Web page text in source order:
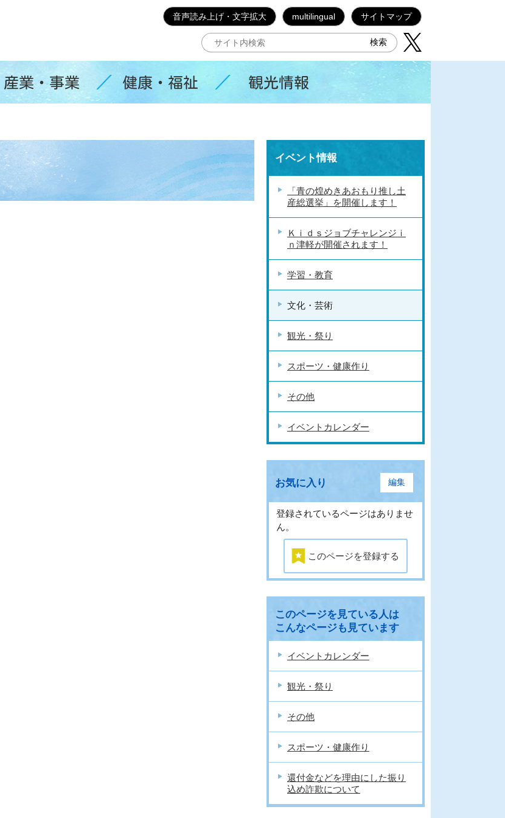
音声読み上げ・文字拡大 multilingual サイトマップ
産業・事業 健康・福祉 観光情報
イベント情報
「青の煌めきあおもり推し土
産総選挙」を開催します！
Ｋｉｄｓジョブチャレンジｉ
ｎ津軽が開催されます！
学習・教育
文化・芸術
観光・祭り
スポーツ・健康作り
その他
イベントカレンダー
お気に入り 編集
登録されているページはありませ
ん。
このページを登録する
このページを見ている人は
こんなページも見ています
イベントカレンダー
観光・祭り
その他
スポーツ・健康作り
還付金などを理由にした振り
込め詐欺について